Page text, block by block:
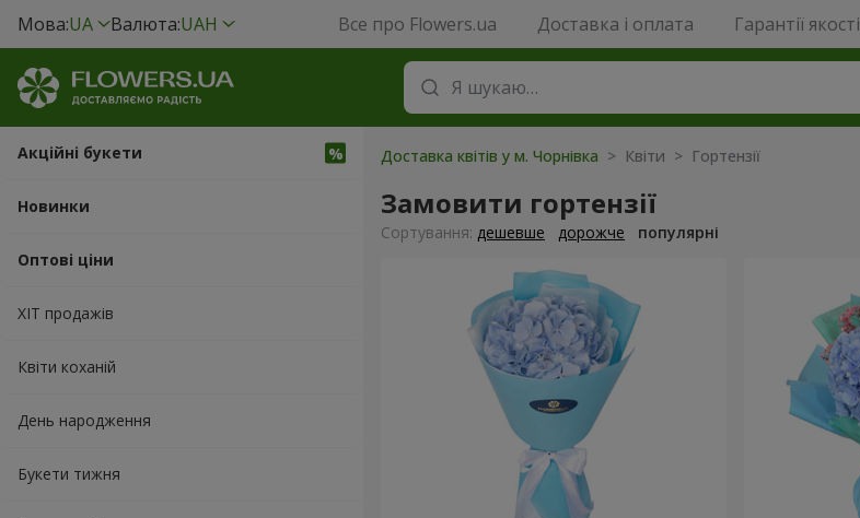
Мова:UA Валюта:UAH Все про Flowers.ua Доставка і оплата Гарантії якості
Акційні букети
Новинки
Оптові ціни
ХІТ продажів
Квіти коханій
День народження
Букети тижня
Доставка квітів у м. Чорнівка > Квіти > Гортензії
Замовити гортензії
Сортування: дешевше дорожче популярні